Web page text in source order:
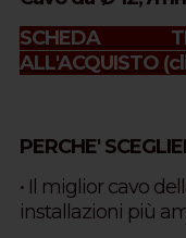
SCHEDA
ALL'ACQUISTO
PERCHE'
• Il miglior cavo
installazioni più